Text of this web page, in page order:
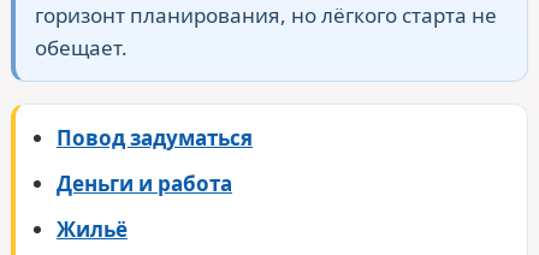
горизонт планирования, но лёгкого старта не
обещает.
Повод задуматься
Деньги и работа
Жильё